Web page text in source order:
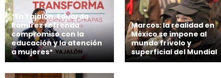
*En Yajalón, Eduardo
Ramírez refrenda
compromiso con la
educación y la atención
a mujeres*
Marcos: la realidad en
México se impone al
mundo frívolo y
superficial del Mundial